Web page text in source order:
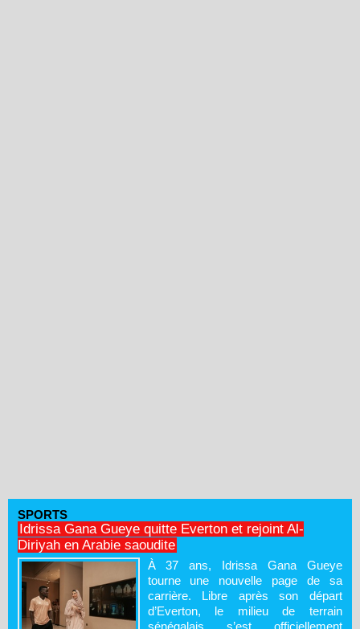
SPORTS
Idrissa Gana Gueye quitte Everton et rejoint Al-
Diriyah en Arabie saoudite
À 37 ans, Idrissa Gana Gueye
tourne une nouvelle page de sa
carrière. Libre après son départ
d’Everton, le milieu de terrain
sénégalais s’est officiellement